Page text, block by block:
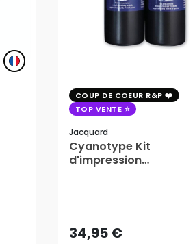
COUP DE COEUR R&P
TOP VENTE
Jacquard
Cyanotype Kit
d'impression
34,95 €AJOUTER AU PANIER